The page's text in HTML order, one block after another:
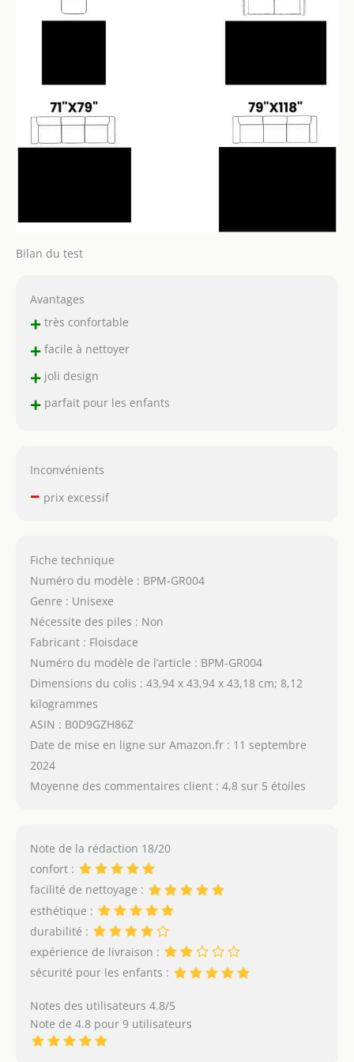
Bilan du test
Avantages
+très confortable
+facile à nettoyer
+joli design
+parfait pour les enfants
Inconvénients
– prix excessif
Fiche technique
Numéro du modèle : BPM-GR004
Genre : Unisexe
Nécessite des piles : Non
Fabricant : Floisdace
Numéro du modèle de l’article : BPM-GR004
Dimensions du colis : 43,94 x 43,94 x 43,18 cm; 8,12
kilogrammes
ASIN : B0D9GZH86Z
Date de mise en ligne sur Amazon.fr : 11 septembre
2024
Moyenne des commentaires client : 4,8 sur 5 étoiles
Note de la rédaction 18/20
confort :
facilité de nettoyage :
esthétique :
durabilité :
expérience de livraison :
sécurité pour les enfants :
Notes des utilisateurs 4.8/5
Note de 4.8 pour 9 utilisateurs